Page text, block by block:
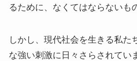
るために、なくてはならないも
しかし、現代社会を生きる私た
な強い刺激に日々さらされてい